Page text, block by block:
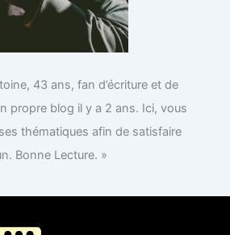
43 ans, fan d’écriture et de
propre blog il y a 2 ans. Ici, vous
thématiques afin de satisfaire
Bonne Lecture. »